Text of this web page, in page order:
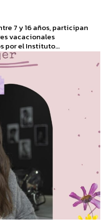
7 y 16 años, participan
vacacionales
por el Instituto...